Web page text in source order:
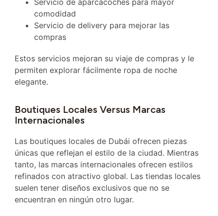
Servicio de aparcacoches para mayor
comodidad
Servicio de delivery para mejorar las
compras
Estos servicios mejoran su viaje de compras y le
permiten explorar fácilmente ropa de noche
elegante.
Boutiques Locales Versus Marcas
Internacionales
Las boutiques locales de Dubái ofrecen piezas
únicas que reflejan el estilo de la ciudad. Mientras
tanto, las marcas internacionales ofrecen estilos
refinados con atractivo global. Las tiendas locales
suelen tener diseños exclusivos que no se
encuentran en ningún otro lugar.